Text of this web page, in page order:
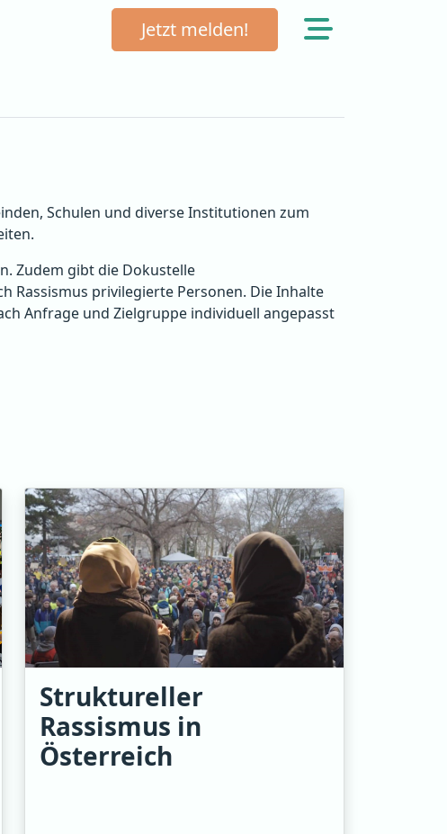
Jetzt melden!
Schulen und diverse Institutionen zum
Zudem gibt die Dokustelle
Rassismus privilegierte Personen. Die Inhalte
Anfrage und Zielgruppe individuell angepasst
Struktureller
Rassismus in
Österreich